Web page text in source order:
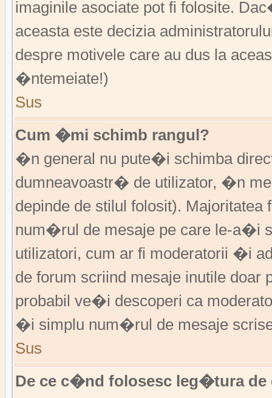
imaginile asociate pot fi folosite.
aceasta este decizia
despre motivele care au dus la
�ntemeiate!)
Sus
Cum �mi schimb rangul?
�n general nu pute�i schimba
dumneavoastr� de utilizator, �n
depinde de stilul folosit).
num�rul de mesaje pe care le-a�i
utilizatori, cum ar fi moderatorii �i
de forum scriind mesaje inutile
probabil ve�i descoperi ca
�i simplu num�rul de mesaje
Sus
De ce c�nd folosesc leg�tura